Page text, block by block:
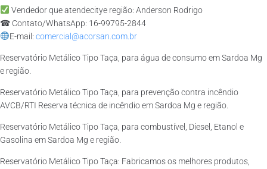
Vendedor que atendecitye região: Anderson Rodrigo
☎ Contato/WhatsApp: 16-99795-2844
E-mail: comercial@acorsan.com.br
Reservatório Metálico Tipo Taça, para água de consumo em Sardoa Mg
e região.
Reservatório Metálico Tipo Taça, para prevenção contra incêndio
AVCB/RTI Reserva técnica de incêndio em Sardoa Mg e região.
Reservatório Metálico Tipo Taça, para combustível, Diesel, Etanol e
Gasolina em Sardoa Mg e região.
Reservatório Metálico Tipo Taça: Fabricamos os melhores produtos,